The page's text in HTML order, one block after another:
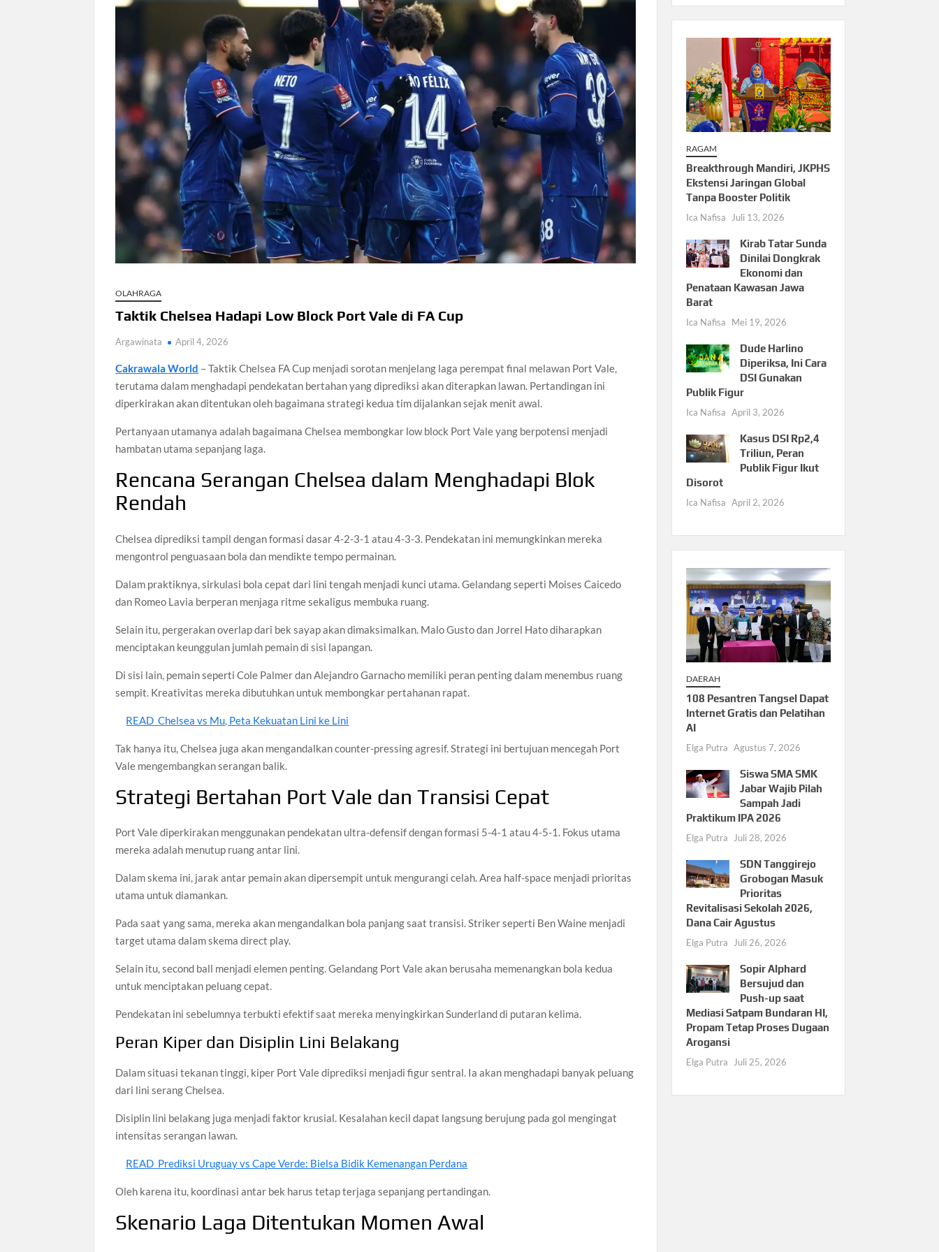
MK Soroti Maskapai Pindahkan Penumpang Saat Delay
Redmi 17 5G Rilis China dengan Baterai 6300 mAh
Masalah Kaki Aktif Olahraga: 5 Cedera yang Sering Terjadi
OLAHRAGA
Taktik Chelsea Hadapi Low Block Port Vale di FA Cup
Argawinata April 4, 2026
Cakrawala World – Taktik Chelsea FA Cup menjadi sorotan menjelang laga perempat final melawan Port Vale,
terutama dalam menghadapi pendekatan bertahan yang diprediksi akan diterapkan lawan. Pertandingan ini
diperkirakan akan ditentukan oleh bagaimana strategi kedua tim dijalankan sejak menit awal.
Pertanyaan utamanya adalah bagaimana Chelsea membongkar low block Port Vale yang berpotensi menjadi
hambatan utama sepanjang laga.
Rencana Serangan Chelsea dalam Menghadapi Blok
Rendah
Chelsea diprediksi tampil dengan formasi dasar 4-2-3-1 atau 4-3-3. Pendekatan ini memungkinkan mereka
mengontrol penguasaan bola dan mendikte tempo permainan.
Dalam praktiknya, sirkulasi bola cepat dari lini tengah menjadi kunci utama. Gelandang seperti Moises Caicedo
dan Romeo Lavia berperan menjaga ritme sekaligus membuka ruang.
Selain itu, pergerakan overlap dari bek sayap akan dimaksimalkan. Malo Gusto dan Jorrel Hato diharapkan
menciptakan keunggulan jumlah pemain di sisi lapangan.
Di sisi lain, pemain seperti Cole Palmer dan Alejandro Garnacho memiliki peran penting dalam menembus ruang
sempit. Kreativitas mereka dibutuhkan untuk membongkar pertahanan rapat.
READ Chelsea vs Mu, Peta Kekuatan Lini ke Lini
Tak hanya itu, Chelsea juga akan mengandalkan counter-pressing agresif. Strategi ini bertujuan mencegah Port
Vale mengembangkan serangan balik.
Strategi Bertahan Port Vale dan Transisi Cepat
Port Vale diperkirakan menggunakan pendekatan ultra-defensif dengan formasi 5-4-1 atau 4-5-1. Fokus utama
mereka adalah menutup ruang antar lini.
Dalam skema ini, jarak antar pemain akan dipersempit untuk mengurangi celah. Area half-space menjadi prioritas
utama untuk diamankan.
Pada saat yang sama, mereka akan mengandalkan bola panjang saat transisi. Striker seperti Ben Waine menjadi
target utama dalam skema direct play.
Selain itu, second ball menjadi elemen penting. Gelandang Port Vale akan berusaha memenangkan bola kedua
untuk menciptakan peluang cepat.
Pendekatan ini sebelumnya terbukti efektif saat mereka menyingkirkan Sunderland di putaran kelima.
Peran Kiper dan Disiplin Lini Belakang
Dalam situasi tekanan tinggi, kiper Port Vale diprediksi menjadi figur sentral. Ia akan menghadapi banyak peluang
dari lini serang Chelsea.
Disiplin lini belakang juga menjadi faktor krusial. Kesalahan kecil dapat langsung berujung pada gol mengingat
intensitas serangan lawan.
READ Prediksi Uruguay vs Cape Verde: Bielsa Bidik Kemenangan Perdana
Oleh karena itu, koordinasi antar bek harus tetap terjaga sepanjang pertandingan.
Skenario Laga Ditentukan Momen Awal
RAGAM
Breakthrough Mandiri, JKPHS
Ekstensi Jaringan Global
Tanpa Booster Politik
Ica Nafisa Juli 13, 2026
Kirab Tatar Sunda
Dinilai Dongkrak
Ekonomi dan
Penataan Kawasan Jawa
Barat
Ica Nafisa Mei 19, 2026
Dude Harlino
Diperiksa, Ini Cara
DSI Gunakan
Publik Figur
Ica Nafisa April 3, 2026
Kasus DSI Rp2,4
Triliun, Peran
Publik Figur Ikut
Disorot
Ica Nafisa April 2, 2026
DAERAH
108 Pesantren Tangsel Dapat
Internet Gratis dan Pelatihan
AI
Elga Putra Agustus 7, 2026
Siswa SMA SMK
Jabar Wajib Pilah
Sampah Jadi
Praktikum IPA 2026
Elga Putra Juli 28, 2026
SDN Tanggirejo
Grobogan Masuk
Prioritas
Revitalisasi Sekolah 2026,
Dana Cair Agustus
Elga Putra Juli 26, 2026
Sopir Alphard
Bersujud dan
Push-up saat
Mediasi Satpam Bundaran HI,
Propam Tetap Proses Dugaan
Arogansi
Elga Putra Juli 25, 2026